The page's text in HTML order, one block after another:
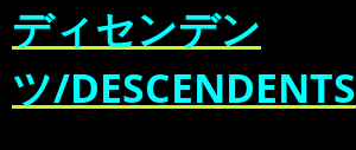
ディセンデン
ツ/DESCENDENTS